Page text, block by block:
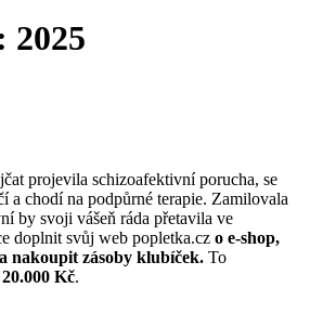
2025
projevila schizoafektivní porucha, se
a chodí na podpůrné terapie. Zamilovala
by svoji vášeň ráda přetavila ve
doplnit svůj web popletka.cz o e-shop,
nakoupit zásoby klubíček. To
20.000 Kč.